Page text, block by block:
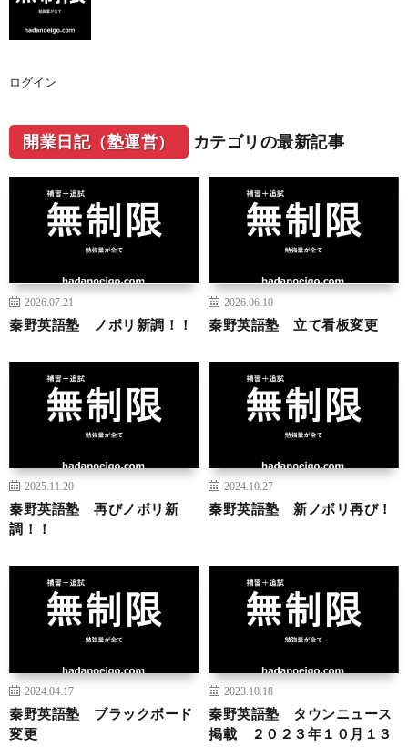
ログイン
開業日記（塾運営） カテゴリの最新記事
2026.07.21
秦野英語塾 ノボリ新調！！
2026.06.10
秦野英語塾 立て看板変更
2025.11.20
秦野英語塾 再びノボリ新
調！！
2024.10.27
秦野英語塾 新ノボリ再び！
2024.04.17
秦野英語塾 ブラックボード
変更
2023.10.18
秦野英語塾 タウンニュース
掲載 ２０２３年１０月１３